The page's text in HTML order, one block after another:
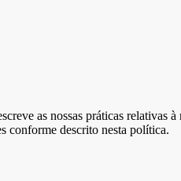
as nossas práticas
conforme descrito nesta política.